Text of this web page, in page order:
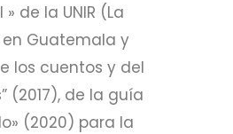
de la UNIR (La
Guatemala y
los cuentos y del
(2017), de la guía
(2020) para la